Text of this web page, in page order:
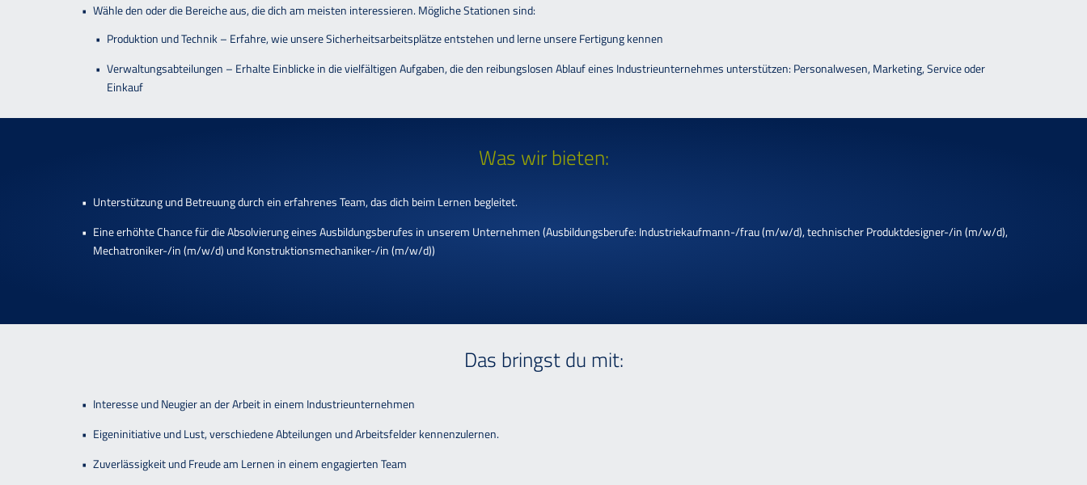
Wähle den oder die Bereiche aus, die dich am meisten interessieren. Mögliche Stationen sind:
Produktion und Technik– Erfahre, wie unsere Sicherheitsarbeitsplätze entstehen und lerne unsere Fertigung kennen
Verwaltungsabteilungen – Erhalte Einblicke in die vielfältigen Aufgaben, die den reibungslosen Ablauf eines Industrieunternehmes unterstützen: Personalwesen, Marketing, Service oder
Einkauf
Was wir bieten:
Unterstützung und Betreuung durch ein erfahrenes Team, das dich beim Lernen begleitet.
Eine erhöhte Chance für die Absolvierung eines Ausbildungsberufes in unserem Unternehmen (Ausbildungsberufe: Industriekaufmann-/frau (m/w/d), technischer Produktdesigner-/in (m/w/d),
Mechatroniker-/in (m/w/d) und Konstruktionsmechaniker-/in (m/w/d))
Das bringst du mit:
Interesse und Neugier an der Arbeit in einem Industrieunternehmen
Eigeninitiative und Lust, verschiedene Abteilungen und Arbeitsfelder kennenzulernen.
Zuverlässigkeit und Freude am Lernen in einem engagierten Team